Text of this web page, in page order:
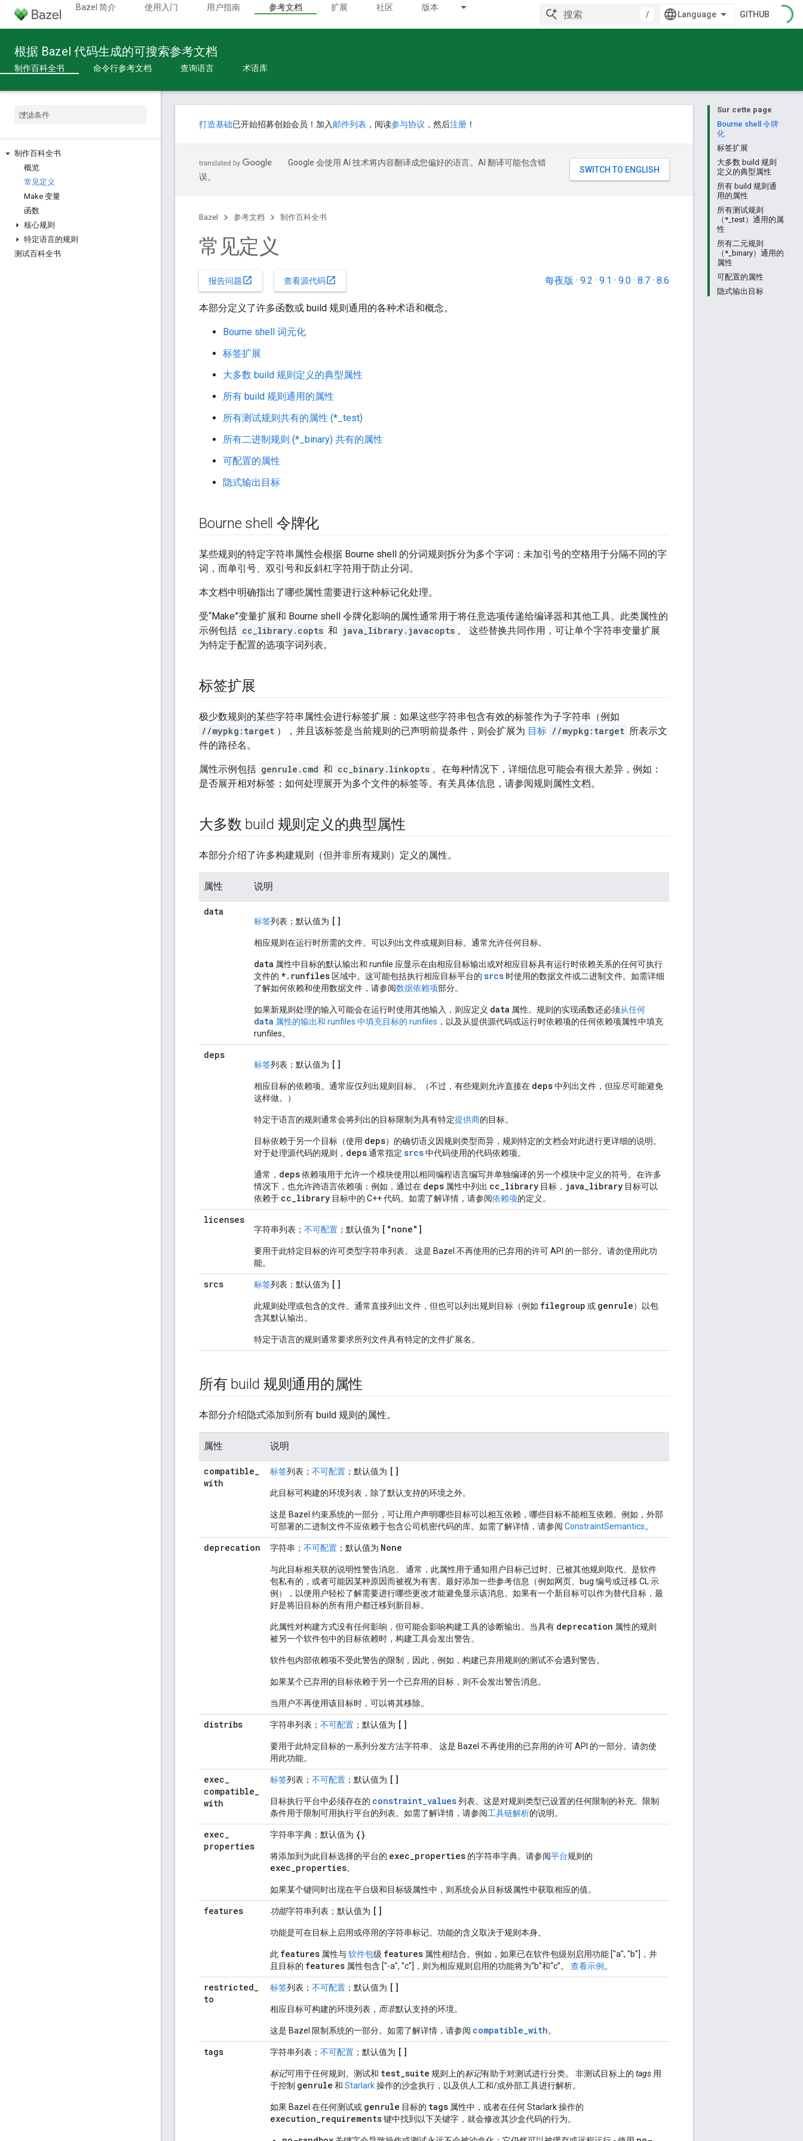
Bazel 简介 使用入门 用户指南 参考文档 扩展 社区 版本
/ GITHUB
根据 Bazel 代码生成的可搜索参考文档
制作百科全书 命令行参考文档 查询语言 术语库
制作百科全书
概览
常见定义
Make 变量
函数
核心规则
特定语言的规则
测试百科全书
Sur cette page
Bourne shell 令牌
化
标签扩展
大多数 build 规则
定义的典型属性
所有 build 规则通
用的属性
所有测试规则
（*_test）通用的属
性
所有二元规则
（*_binary）通用的
属性
可配置的属性
隐式输出目标
打造基础已开始招募创始会员！加入 邮件列表 ，阅读参与协议 ，然后注册 ！
Google 会使用 AI 技术将内容翻译成您偏好的语言。AI 翻译可能包含错
误。
Bazel 参考文档 制作百科全书
常见定义
报告问题open_in_new 查看源代码open_in_new 每夜版 · 9.2 · 9.1 · 9.0 · 8.7 · 8.6
本部分定义了许多函数或 build 规则通用的各种术语和概念。
Bourne shell 词元化
标签扩展
大多数 build 规则定义的典型属性
所有 build 规则通用的属性
所有测试规则共有的属性 (*_test)
所有二进制规则 (*_binary) 共有的属性
可配置的属性
隐式输出目标
Bourne shell 令牌化
某些规则的特定字符串属性会根据 Bourne shell 的分词规则拆分为多个字词：未加引号的空格用于分隔不同的字
词，而单引号、双引号和反斜杠字符用于防止分词。
本文档中明确指出了哪些属性需要进行这种标记化处理。
受“Make”变量扩展和 Bourne shell 令牌化影响的属性通常用于将任意选项传递给编译器和其他工具。此类属性的
示例包括 cc_library.copts 和 java_library.javacopts 。 这些替换共同作用，可让单个字符串变量扩展
为特定于配置的选项字词列表。
标签扩展
极少数规则的某些字符串属性会进行标签扩展：如果这些字符串包含有效的标签作为子字符串（例如
//mypkg:target ），并且该标签是当前规则的已声明前提条件，则会扩展为 目标 //mypkg:target 所表示文
件的路径名。
属性示例包括 genrule.cmd 和 cc_binary.linkopts 。在每种情况下，详细信息可能会有很大差异，例如：
是否展开相对标签；如何处理展开为多个文件的标签等。有关具体信息，请参阅规则属性文档。
大多数 build 规则定义的典型属性
本部分介绍了许多构建规则（但并非所有规则）定义的属性。
属性 说明
data
标签列表；默认值为 []
相应规则在运行时所需的文件。可以列出文件或规则目标。通常允许任何目标。
data 属性中目标的默认输出和 runfile 应显示在由相应目标输出或对相应目标具有运行时依赖关系的任何可执行
文件的 *.runfiles 区域中。这可能包括执行相应目标平台的 srcs 时使用的数据文件或二进制文件。如需详细
了解如何依赖和使用数据文件，请参阅数据依赖项部分。
如果新规则处理的输入可能会在运行时使用其他输入，则应定义 data 属性。规则的实现函数还必须从任何
data 属性的输出和 runfiles 中填充目标的 runfiles ，以及从提供源代码或运行时依赖项的任何依赖项属性中填充
runfiles。
deps
标签列表；默认值为 []
相应目标的依赖项。通常应仅列出规则目标。（不过，有些规则允许直接在 deps中列出文件，但应尽可能避免
这样做。）
特定于语言的规则通常会将列出的目标限制为具有特定提供商的目标。
目标依赖于另一个目标（使用 deps）的确切语义因规则类型而异，规则特定的文档会对此进行更详细的说明。
对于处理源代码的规则， deps通常指定 srcs中代码使用的代码依赖项。
通常， deps依赖项用于允许一个模块使用以相同编程语言编写并单独编译的另一个模块中定义的符号。在许多
情况下，也允许跨语言依赖项：例如，通过在 deps 属性中列出 cc_library 目标， java_library 目标可以
依赖于 cc_library 目标中的 C++ 代码。如需了解详情，请参阅依赖项的定义。
licenses
字符串列表； 不可配置 ；默认值为 ["none"]
要用于此特定目标的许可类型字符串列表。 这是 Bazel 不再使用的已弃用的许可 API 的一部分。请勿使用此功
能。
srcs 标签列表；默认值为 []
此规则处理或包含的文件。通常直接列出文件，但也可以列出规则目标（例如 filegroup 或 genrule）以包
含其默认输出。
特定于语言的规则通常要求所列文件具有特定的文件扩展名。
所有 build 规则通用的属性
本部分介绍隐式添加到所有 build 规则的属性。
属性 说明
compatible_
with
标签列表； 不可配置 ；默认值为 []
此目标可构建的环境列表，除了默认支持的环境之外。
这是 Bazel 约束系统的一部分，可让用户声明哪些目标可以相互依赖，哪些目标不能相互依赖。例如，外部
可部署的二进制文件不应依赖于包含公司机密代码的库。如需了解详情，请参阅 ConstraintSemantics。
deprecation 字符串； 不可配置 ；默认值为 None
与此目标相关联的说明性警告消息。 通常，此属性用于通知用户目标已过时、已被其他规则取代、是软件
包私有的，或者可能因某种原因而被视为有害。最好添加一些参考信息（例如网页、bug 编号或迁移 CL 示
例），以便用户轻松了解需要进行哪些更改才能避免显示该消息。如果有一个新目标可以作为替代目标，最
好是将旧目标的所有用户都迁移到新目标。
此属性对构建方式没有任何影响，但可能会影响构建工具的诊断输出。当具有 deprecation 属性的规则
被另一个软件包中的目标依赖时，构建工具会发出警告。
软件包内部依赖项不受此警告的限制，因此，例如，构建已弃用规则的测试不会遇到警告。
如果某个已弃用的目标依赖于另一个已弃用的目标，则不会发出警告消息。
当用户不再使用该目标时，可以将其移除。
distribs 字符串列表； 不可配置 ；默认值为 []
要用于此特定目标的一系列分发方法字符串。 这是 Bazel 不再使用的已弃用的许可 API 的一部分。请勿使
用此功能。
exec_
compatible_
with
标签列表； 不可配置 ；默认值为 []
目标执行平台中必须存在的 constraint_values列表。这是对规则类型已设置的任何限制的补充。限制
条件用于限制可用执行平台的列表。如需了解详情，请参阅工具链解析的说明。
exec_
properties
字符串字典；默认值为 {}
将添加到为此目标选择的平台的 exec_properties 的字符串字典。请参阅平台规则的
exec_properties。
如果某个键同时出现在平台级和目标级属性中，则系统会从目标级属性中获取相应的值。
features 功能字符串列表；默认值为 []
功能是可在目标上启用或停用的字符串标记。功能的含义取决于规则本身。
此 features 属性与软件包级 features 属性相结合。例如，如果已在软件包级别启用功能 ["a", "b"]，并
且目标的 features 属性包含 ["-a", "c"]，则为相应规则启用的功能将为“b”和“c”。 查看示例 。
restricted_
to
标签列表； 不可配置 ；默认值为 []
相应目标可构建的环境列表， 而非默认支持的环境。
这是 Bazel 限制系统的一部分。如需了解详情，请参阅 compatible_with。
tags 字符串列表； 不可配置 ；默认值为 []
标记可用于任何规则。测试和 test_suite 规则上的标记有助于对测试进行分类。 非测试目标上的 tags 用
于控制 genrule 和 Starlark操作的沙盒执行，以及供人工和/或外部工具进行解析。
如果 Bazel 在任何测试或 genrule 目标的 tags 属性中，或者在任何 Starlark 操作的
execution_requirements键中找到以下关键字，就会修改其沙盒代码的行为。